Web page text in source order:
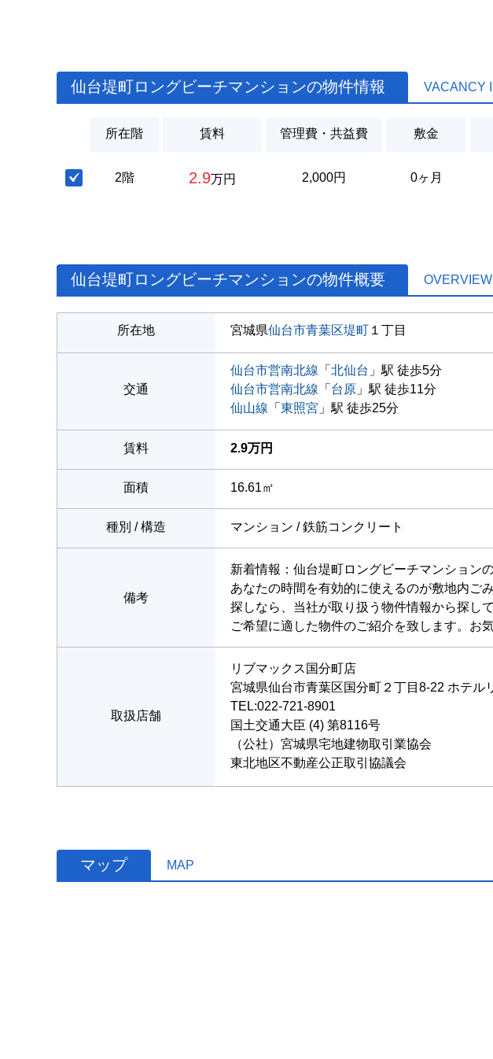
仙台堤町ロングビーチマンションの物件情報 VACANCY
所在階 賃料 管理費・共益費 敷金
2階 2.9万円 2,000円 0ヶ月
仙台堤町ロングビーチマンションの物件概要 OVERVIEW
所在地 宮城県仙台市青葉区堤町 １丁目
交通
仙台市営南北線 「 北仙台 」駅 徒歩5分
仙台市営南北線 「 台原 」駅 徒歩11分
仙山線 「 東照宮 」駅 徒歩25分
賃料 2.9万円
面積 16.61㎡
種別 / 構造 マンション / 鉄筋コンクリート
備考
新着情報：仙台堤町ロングビーチマンション
あなたの時間を有効的に使えるのが敷地内ご
探しなら、当社が取り扱う物件情報から探し
ご希望に適した物件のご紹介を致します。お
取扱店舗
リブマックス国分町店
宮城県仙台市青葉区国分町２丁目8-22 ホテル
TEL:022-721-8901
国土交通大臣 (4) 第8116号
（公社）宮城県宅地建物取引業協会
東北地区不動産公正取引協議会
マップ MAP